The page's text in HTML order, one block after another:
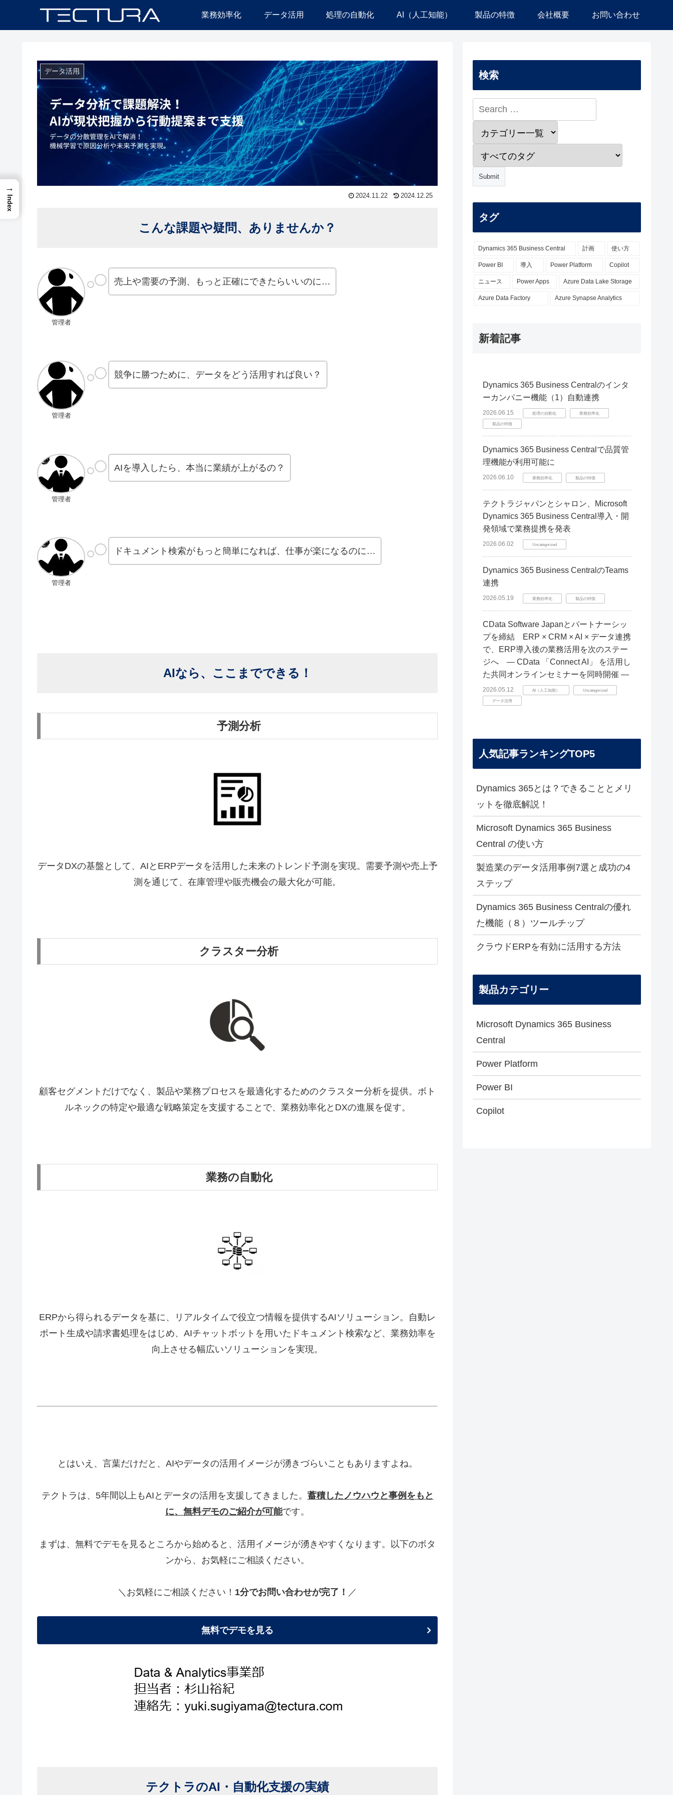
業務効率化 データ活用 処理の自動化 AI（人工知能） 製品の特徴 会社概要 お問い合わせ
データ活用
2024.11.22 2024.12.25
こんな課題や疑問、ありませんか？
管理者
売上や需要の予測、もっと正確にできたらいいのに…
管理者
競争に勝つために、データをどう活用すれば良い？
管理者
AIを導入したら、本当に業績が上がるの？
管理者
ドキュメント検索がもっと簡単になれば、仕事が楽になるのに…
AIなら、ここまでできる！
予測分析
データDXの基盤として、AIとERPデータを活用した未来のトレンド予測を実現。需要予測や売上予
測を通じて、在庫管理や販売機会の最大化が可能。
クラスター分析
顧客セグメントだけでなく、製品や業務プロセスを最適化するためのクラスター分析を提供。ボト
ルネックの特定や最適な戦略策定を支援することで、業務効率化とDXの進展を促す。
業務の自動化
ERPから得られるデータを基に、リアルタイムで役立つ情報を提供するAIソリューション。自動レ
ポート生成や請求書処理をはじめ、AIチャットボットを用いたドキュメント検索など、業務効率を
向上させる幅広いソリューションを実現。
とはいえ、言葉だけだと、AIやデータの活用イメージが湧きづらいこともありますよね。
テクトラは、5年間以上もAIとデータの活用を支援してきました。 蓄積したノウハウと事例をもと
に、無料デモのご紹介が可能です。
まずは、無料でデモを見るところから始めると、活用イメージが湧きやすくなります。以下のボタ
ンから、お気軽にご相談ください。
＼お気軽にご相談ください！ 1分でお問い合わせが完了！ ／
無料でデモを見る
テクトラのAI・自動化支援の実績
検索
タグ
Dynamics 365 Business Central 計画 使い方
Power BI 導入 Power Platform Copilot
ニュース Power Apps Azure Data Lake Storage
Azure Data Factory Azure Synapse Analytics
新着記事
Dynamics 365 Business Centralのインタ
ーカンパニー機能（1）自動連携
2026.06.15 処理の自動化 業務効率化
製品の特徴
Dynamics 365 Business Centralで品質管
理機能が利用可能に
2026.06.10 業務効率化 製品の特徴
テクトラジャパンとシャロン、Microsoft
Dynamics 365 Business Central導入・開
発領域で業務提携を発表
2026.06.02 Uncategorized
Dynamics 365 Business CentralのTeams
連携
2026.05.19 業務効率化 製品の特徴
CData Software Japanとパートナーシッ
プを締結 ERP × CRM × AI × データ連携
で、ERP導入後の業務活用を次のステー
ジへ ― CData 「Connect AI」 を活用し
た共同オンラインセミナーを同時開催 ―
2026.05.12 AI（人工知能） Uncategorized
データ活用
人気記事ランキングTOP5
Dynamics 365とは？できることとメリ
ットを徹底解説！
Microsoft Dynamics 365 Business
Central の使い方
製造業のデータ活用事例7選と成功の4
ステップ
Dynamics 365 Business Centralの優れ
た機能（８）ツールチップ
クラウドERPを有効に活用する方法
製品カテゴリー
Microsoft Dynamics 365 Business
Central
Power Platform
Power BI
Copilot
→
Index